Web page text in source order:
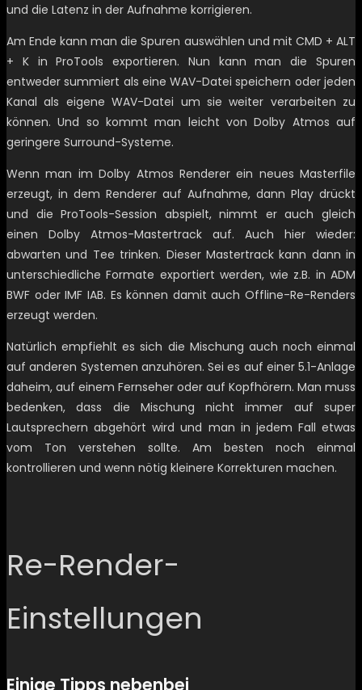
und die Latenz in der Aufnahme korrigieren.
Am Ende kann man die Spuren auswählen und mit CMD + ALT
+ K in ProTools exportieren. Nun kann man die Spuren
entweder summiert als eine WAV-Datei speichern oder jeden
Kanal als eigene WAV-Datei um sie weiter verarbeiten zu
können. Und so kommt man leicht von Dolby Atmos auf
geringere Surround-Systeme.
Wenn man im Dolby Atmos Renderer ein neues Masterfile
erzeugt, in dem Renderer auf Aufnahme, dann Play drückt
und die ProTools-Session abspielt, nimmt er auch gleich
einen Dolby Atmos-Mastertrack auf. Auch hier wieder:
abwarten und Tee trinken. Dieser Mastertrack kann dann in
unterschiedliche Formate exportiert werden, wie z.B. in ADM
BWF oder IMF IAB. Es können damit auch Offline-Re-Renders
erzeugt werden.
Natürlich empfiehlt es sich die Mischung auch noch einmal
auf anderen Systemen anzuhören. Sei es auf einer 5.1-Anlage
daheim, auf einem Fernseher oder auf Kopfhörern. Man muss
bedenken, dass die Mischung nicht immer auf super
Lautsprechern abgehört wird und man in jedem Fall etwas
vom Ton verstehen sollte. Am besten noch einmal
kontrollieren und wenn nötig kleinere Korrekturen machen.
Re-Render-
Einstellungen
Einige Tipps nebenbei